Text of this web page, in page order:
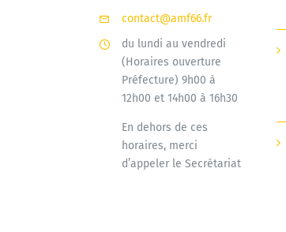
contact@amf66.fr
du lundi au vendredi
(Horaires ouverture
Préfecture) 9h00 à
12h00 et 14h00 à 16h30
En dehors de ces
horaires, merci
d’appeler le Secrétariat